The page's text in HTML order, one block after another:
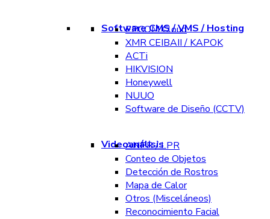
Software CMS / VMS / Hosting
EPCOM Cloud
XMR CEIBAII / KAPOK
ACTi
HIKVISION
Honeywell
NUUO
Software de Diseño (CCTV)
Videoanálisis
ANPR / LPR
Conteo de Objetos
Detección de Rostros
Mapa de Calor
Otros (Misceláneos)
Reconocimiento Facial